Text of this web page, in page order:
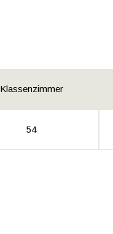
Klassenzimmer
54